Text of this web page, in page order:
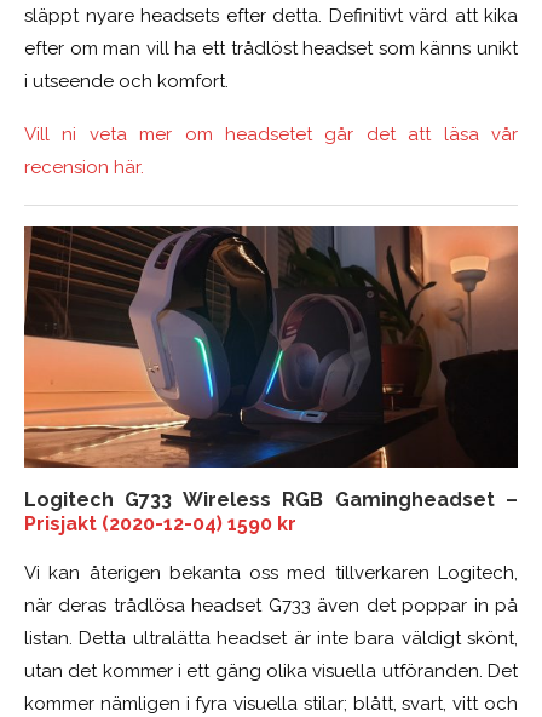
släppt nyare headsets efter detta. Definitivt värd att kika
efter om man vill ha ett trådlöst headset som känns unikt
i utseende och komfort.
Vill ni veta mer om headsetet går det att läsa vår
recension här.
Logitech G733 Wireless RGB Gamingheadset –
Prisjakt (2020-12-04) 1590 kr
Vi kan återigen bekanta oss med tillverkaren Logitech,
när deras trådlösa headset G733 även det poppar in på
listan. Detta ultralätta headset är inte bara väldigt skönt,
utan det kommer i ett gäng olika visuella utföranden. Det
kommer nämligen i fyra visuella stilar; blått, svart, vitt och